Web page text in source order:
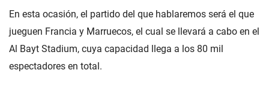
En esta ocasión, el partido del que hablaremos será el que
jueguen Francia y Marruecos, el cual se llevará a cabo en el
Al Bayt Stadium, cuya capacidad llega a los 80 mil
espectadores en total.